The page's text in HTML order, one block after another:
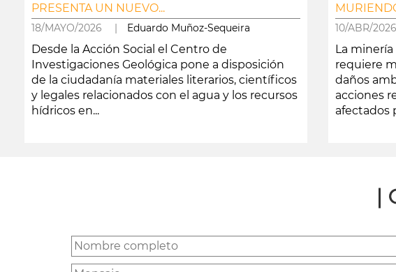
PRESENTA UN NUEVO...
18/MAYO/2026 | Eduardo Muñoz-Sequeira
Desde la Acción Social el Centro de
Investigaciones Geológica pone a disposición
de la ciudadanía materiales literarios, científicos
y legales relacionados con el agua y los recursos
hídricos en...
10/ABR/
La
requiere
daños
acciones
afectados
|